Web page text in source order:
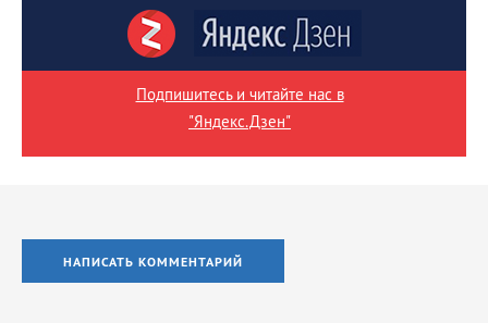
Подпишитесь и читайте нас в
"Яндекс.Дзен"
НАПИСАТЬ КОММЕНТАРИЙ